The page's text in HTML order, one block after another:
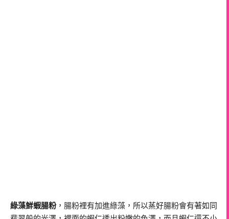
綠藻鮮蝦腸粉，腸粉裡有加進綠藻，所以蒸好腸粉會有著如同